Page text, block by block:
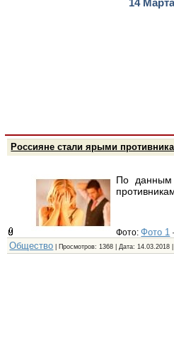
14
Россияне стали ярыми
По
Фото:Фото 1
Общество | Просмотров: 1368 | Дата:14.03.2018